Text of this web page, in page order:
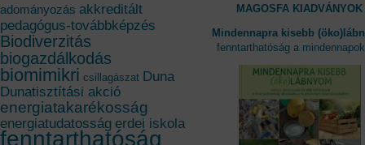
adományozás akkreditált
pedagógus-továbbképzés
Biodiverzitás
biogazdálkodás
biomimikri csillagászat Duna
Dunatisztítási akció
energiatakarékosság
energiatudatosság erdei iskola
fenntarthatóság
MAGOSFA KIADVÁNYOK
Mindennapra kisebb
fenntarthatóság a